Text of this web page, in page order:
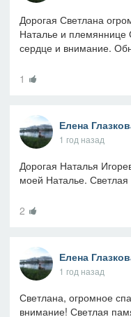
Дорогая Светлана
Наталье и племяннице
сердце и внимание.
1
Елена
1 год назад
Дорогая Наталья
моей Наталье.
2
Елена
1 год назад
Светлана, огромное
внимание! Светлая